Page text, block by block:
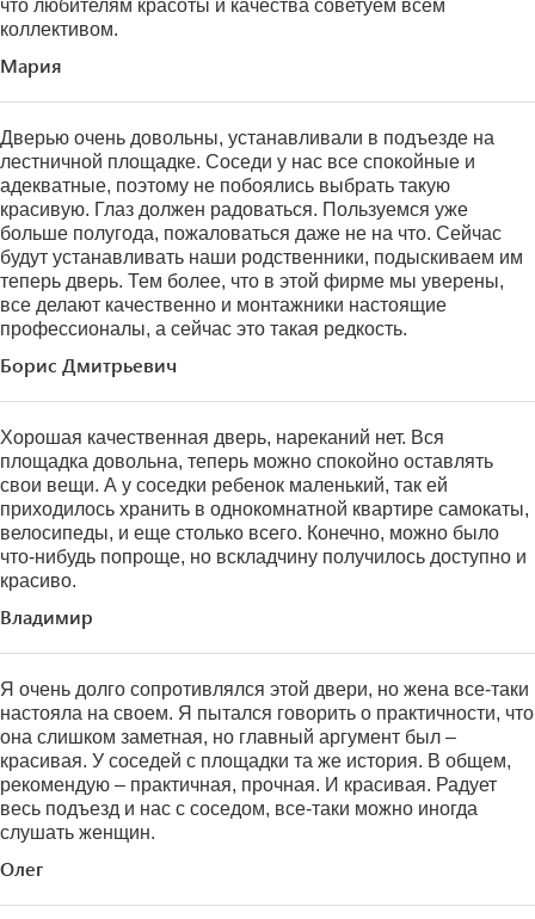
что любителям красоты и качества советуем всем
коллективом.
Мария
Дверью очень довольны, устанавливали в подъезде на
лестничной площадке. Соседи у нас все спокойные и
адекватные, поэтому не побоялись выбрать такую
красивую. Глаз должен радоваться. Пользуемся уже
больше полугода, пожаловаться даже не на что. Сейчас
будут устанавливать наши родственники, подыскиваем им
теперь дверь. Тем более, что в этой фирме мы уверены,
все делают качественно и монтажники настоящие
профессионалы, а сейчас это такая редкость.
Борис Дмитрьевич
Хорошая качественная дверь, нареканий нет. Вся
площадка довольна, теперь можно спокойно оставлять
свои вещи. А у соседки ребенок маленький, так ей
приходилось хранить в однокомнатной квартире самокаты,
велосипеды, и еще столько всего. Конечно, можно было
что-нибудь попроще, но вскладчину получилось доступно и
красиво.
Владимир
Я очень долго сопротивлялся этой двери, но жена все-таки
настояла на своем. Я пытался говорить о практичности, что
она слишком заметная, но главный аргумент был –
красивая. У соседей с площадки та же история. В общем,
рекомендую – практичная, прочная. И красивая. Радует
весь подъезд и нас с соседом, все-таки можно иногда
слушать женщин.
Олег